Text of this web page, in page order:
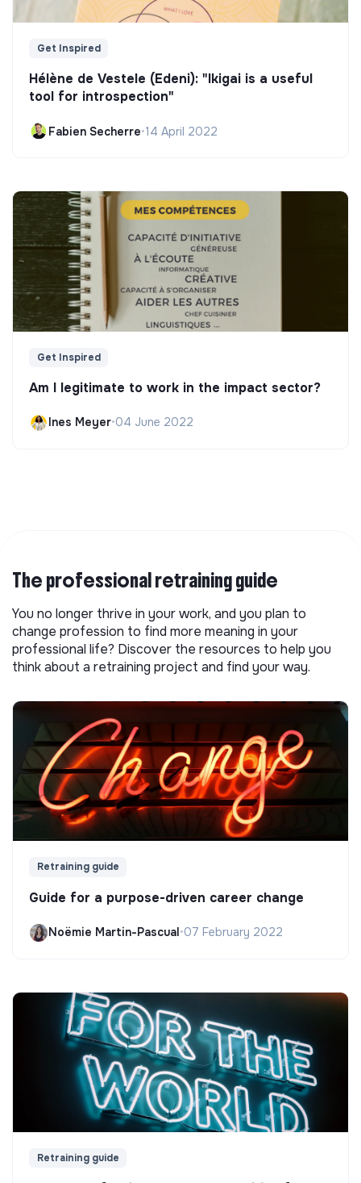
Get Inspired
Hélène de Vestele (Edeni): "Ikigai is a useful
tool for introspection"
Fabien Secherre•14 April 2022
Get Inspired
Am I legitimate to work in the impact sector?
Ines Meyer•04 June 2022
The professional retraining guide
You no longer thrive in your work, and you plan to
change profession to find more meaning in your
professional life? Discover the resources to help you
think about a retraining project and find your way.
Retraining guide
Guide for a purpose-driven career change
Noëmie Martin-Pascual•07 February 2022
Retraining guide